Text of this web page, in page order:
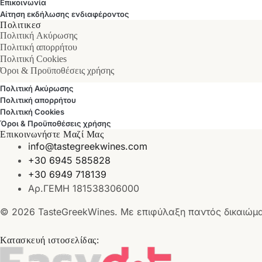
Επικοινωνία
Αίτηση εκδήλωσης ενδιαφέροντος
Πολιτικεσ
Πολιτική Ακύρωσης
Πολιτική απορρήτου
Πολιτική Cookies
Όροι & Προϋποθέσεις χρήσης
Πολιτική Ακύρωσης
Πολιτική απορρήτου
Πολιτική Cookies
Όροι & Προϋποθέσεις χρήσης
Επικοινωνήστε Μαζί Μας
info@tastegreekwines.com
+30 6945 585828
+30 6949 718139
Αρ.ΓΕΜΗ 181538306000
© 2026 TasteGreekWines. Με επιφύλαξη παντός
Κατασκευή ιστοσελίδας: